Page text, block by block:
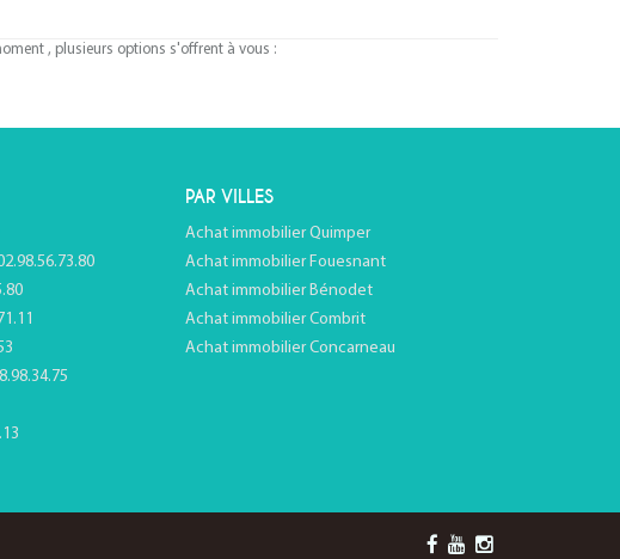
, plusieurs options s'offrent à vous :
PAR VILLES
Achat immobilier Quimper
Achat immobilier Fouesnant
Achat immobilier Bénodet
Achat immobilier Combrit
Achat immobilier Concarneau